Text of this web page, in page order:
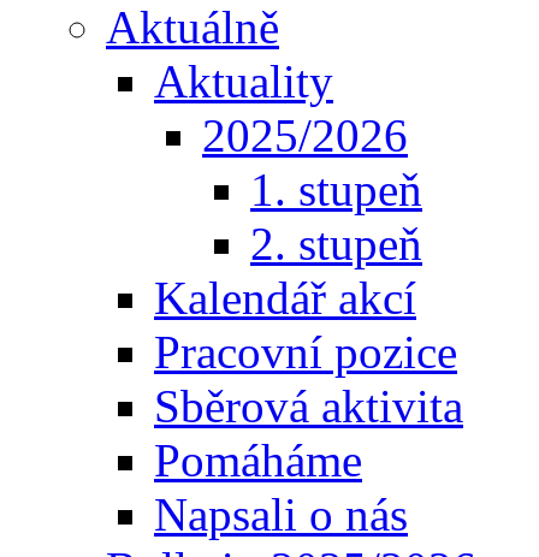
Aktuálně
Aktuality
2025/2026
1. stupeň
2. stupeň
Kalendář akcí
Pracovní pozice
Sběrová aktivita
Pomáháme
Napsali o nás